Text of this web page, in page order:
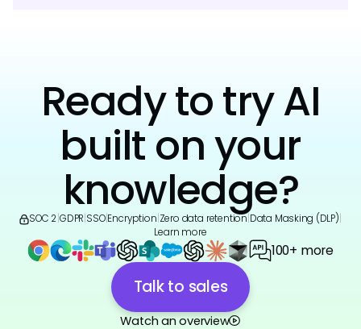
Ready to try AI
built on your
knowledge?
SOC 2 GDPR SSO|Encryption Zero data retention Data Masking (DLP)
Learn more
100+ more
Talk to sales
Watch an overview